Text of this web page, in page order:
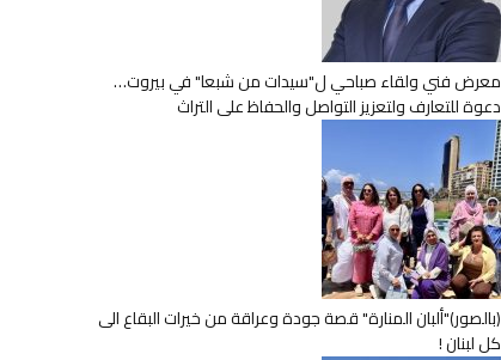
معرض فني ولقاء صباحي ل"سيدات من شبعا" في بيروت…
دعوة للتعارف ولتعزيز التواصل والحفاظ على التراث
(بالصور)"ألبان المنارة" قصة جودة وعراقة من خيرات البقاع الى
كل لبنان !